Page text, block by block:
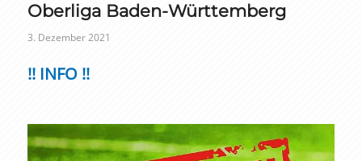
Oberliga Baden-Württemberg
3. Dezember 2021
!! INFO !!